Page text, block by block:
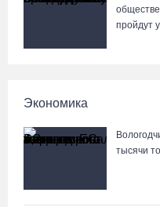
пройдут
Экономика
тысячи